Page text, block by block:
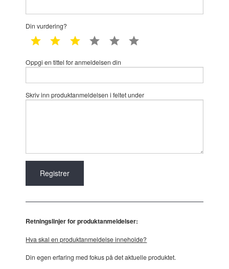
Din vurdering?
1 star 2 star 3 star 4 star 5 star
Oppgi en tittel for anmeldelsen din
Skriv inn produktanmeldelsen i feltet under
Retningslinjer for produktanmeldelser:
Hva skal en produktanmeldelse inneholde?
Din egen erfaring med fokus på det aktuelle produktet.